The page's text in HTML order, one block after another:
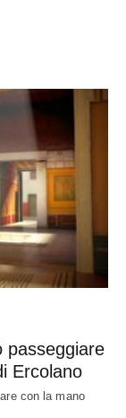
passeggiare
Ercolano
con la mano